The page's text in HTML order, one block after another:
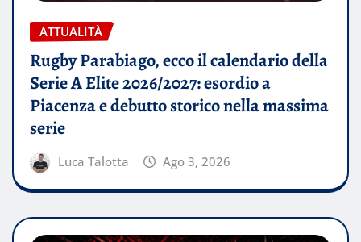
ATTUALITÀ
Rugby Parabiago, ecco il calendario della
Serie A Elite 2026/2027: esordio a
Piacenza e debutto storico nella massima
serie
Luca Talotta Ago 3, 2026